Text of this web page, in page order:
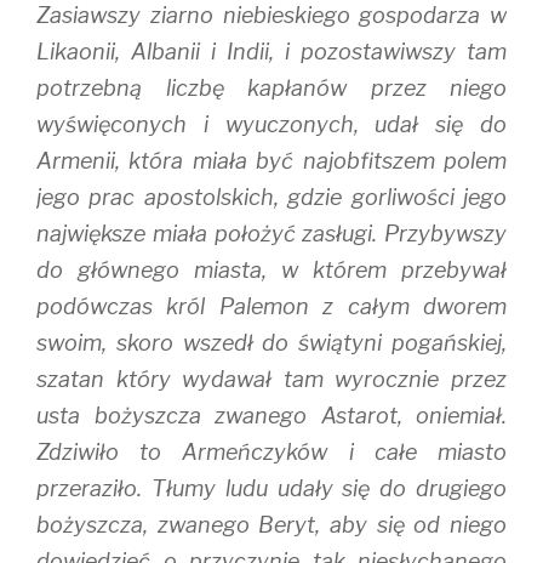
Zasiawszy ziarno niebieskiego gospodarza w
Likaonii, Albanii i Indii, i pozostawiwszy tam
potrzebną liczbę kapłanów przez niego
wyświęconych i wyuczonych, udał się do
Armenii, która miała być najobfitszem polem
jego prac apostolskich, gdzie gorliwości jego
największe miała położyć zasługi. Przybywszy
do głównego miasta, w którem przebywał
podówczas król Palemon z całym dworem
swoim, skoro wszedł do świątyni pogańskiej,
szatan który wydawał tam wyrocznie przez
usta bożyszcza zwanego Astarot, oniemiał.
Zdziwiło to Armeńczyków i całe miasto
przeraziło. Tłumy ludu udały się do drugiego
bożyszcza, zwanego Beryt, aby się od niego